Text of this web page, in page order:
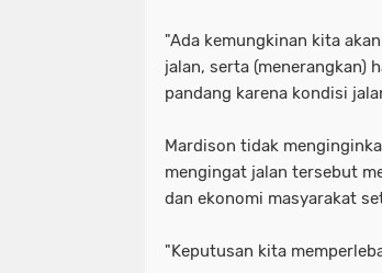
"Ada kemungkinan kita
jalan, serta (menerangkan)
pandang karena kondisi
Mardison tidak
mengingat jalan tersebut
dan ekonomi masyarakat
"Keputusan kita